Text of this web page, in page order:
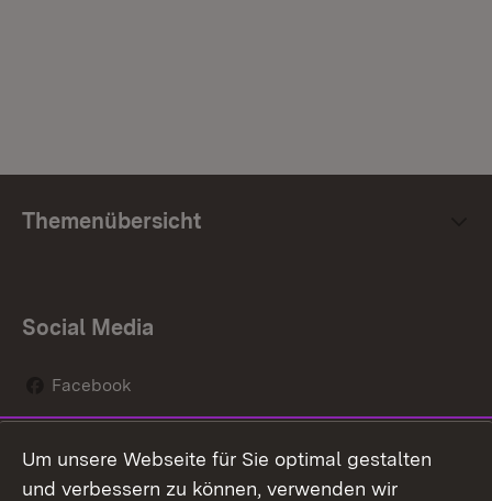
Themenübersicht
Social Media
Facebook
Social Wall
Um unsere Webseite für Sie optimal gestalten
und verbessern zu können, verwenden wir